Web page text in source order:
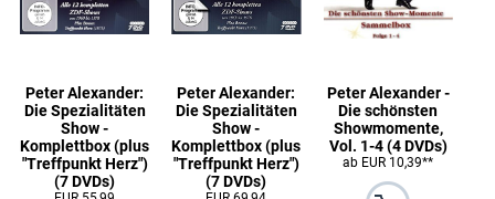
Peter Alexander:
Die Spezialitäten
Show -
Komplettbox (plus
"Treffpunkt Herz")
(7 DVDs)
Peter Alexander:
Die Spezialitäten
Show -
Komplettbox (plus
"Treffpunkt Herz")
(7 DVDs)
Peter Alexander -
Die schönsten
Showmomente,
Vol. 1-4 (4 DVDs)
ab EUR 10,39**